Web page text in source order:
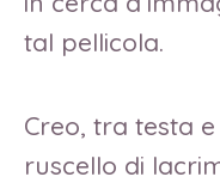
tal pellicola.
Creo, tra testa
ruscello di